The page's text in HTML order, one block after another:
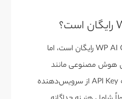
بله، خود افزونه WP AI Client رایگان است، اما
هوش مصنوعی مانند
GPT یا Claude نیاز به API Key از سرویس‌دهنده